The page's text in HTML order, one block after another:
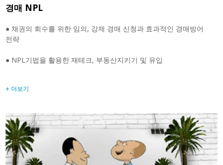
경매 NPL
● 채권의 회수를 위한 임의, 강제 경매 신청과 효과적인 경매방어
전략
● NPL기법을 활용한 재테크, 부동산지키기 및 유입
+ 더보기